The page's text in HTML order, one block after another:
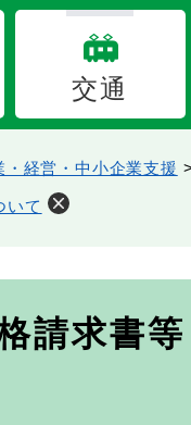
交通
・経営・中小企業支援
いて
請求書等